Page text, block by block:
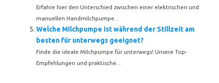
Erfahre hier den Unterschied zwischen einer elektrischen und
manuellen Handmilchpumpe...
Welche Milchpumpe ist während der Stillzeit am
besten für unterwegs geeignet?
Finde die ideale Milchpumpe für unterwegs! Unsere Top-
Empfehlungen und praktische...